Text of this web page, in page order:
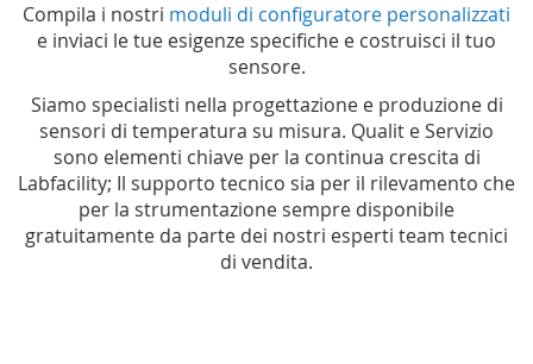
Compila i nostri moduli di configuratore personalizzati
e inviaci le tue esigenze specifiche e costruisci il tuo
sensore.
Siamo specialisti nella progettazione e produzione di
sensori di temperatura su misura. Qualit e Servizio
sono elementi chiave per la continua crescita di
Labfacility; Il supporto tecnico sia per il rilevamento che
per la strumentazione sempre disponibile
gratuitamente da parte dei nostri esperti team tecnici
di vendita.